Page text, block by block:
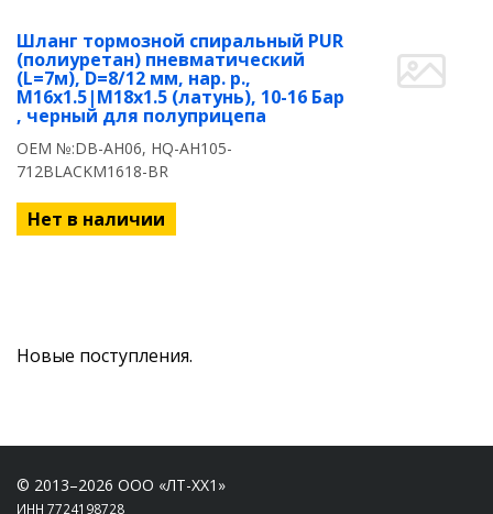
Шланг тормозной спиральный PUR
(полиуретан) пневматический
(L=7м), D=8/12 мм, нар. р.,
M16x1.5|M18x1.5 (латунь), 10-16 Бар
, черный для полуприцепа
OEM №:DB-AH06, HQ-AH105-
712BLACKM1618-BR
Нет в наличии
Новые поступления.
© 2013–2026 ООО «ЛТ-ХХ1»
ИНН 7724198728